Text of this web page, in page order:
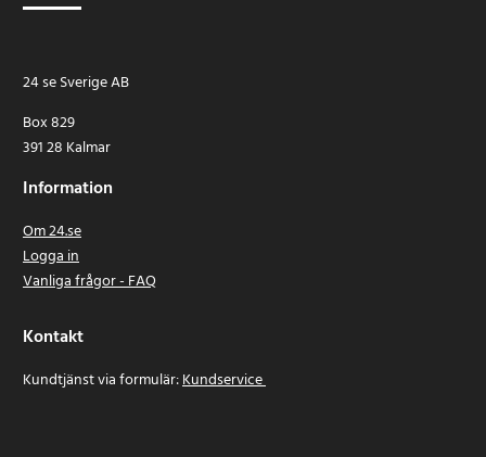
24 se Sverige AB
Box 829
391 28 Kalmar
Information
Om 24.se
Logga in
Vanliga frågor - FAQ
Kontakt
Kundtjänst via formulär:Kundservice